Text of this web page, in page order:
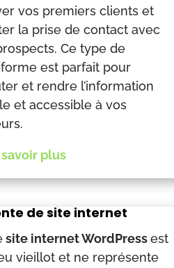
vos premiers clients et
la prise de contact avec
Ce type de
est parfait pour
et rendre l’information
et accessible à vos
plus
de site internet
site internet WordPressest
vieillot et ne représente